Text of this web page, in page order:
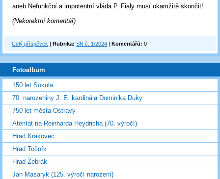
aneb Nefunkční a impotentní vláda P. Fialy musí okamžitě skončit!
(Nekorektní komentář)
Celý příspěvek |Rubrika: SN č. 1/2024 |Komentářů: 0
Fotoalbum
150 let Sokola
70. narozeniny J. E. kardinála Dominika Duky
750 let města Ostravy
Atentát na Reinharda Heydricha (70. výročí)
Hrad Krakovec
Hrad Točník
Hrad Žebrák
Jan Masaryk (125. výročí narození)